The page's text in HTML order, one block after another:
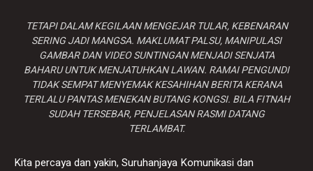
TETAPI DALAM KEGILAAN MENGEJAR TULAR, KEBENARAN
SERING JADI MANGSA. MAKLUMAT PALSU, MANIPULASI
GAMBAR DAN VIDEO SUNTINGAN MENJADI SENJATA
BAHARU UNTUK MENJATUHKAN LAWAN. RAMAI PENGUNDI
TIDAK SEMPAT MENYEMAK KESAHIHAN BERITA KERANA
TERLALU PANTAS MENEKAN BUTANG KONGSI. BILA FITNAH
SUDAH TERSEBAR, PENJELASAN RASMI DATANG
TERLAMBAT.
Kita percaya dan yakin, Suruhanjaya Komunikasi dan